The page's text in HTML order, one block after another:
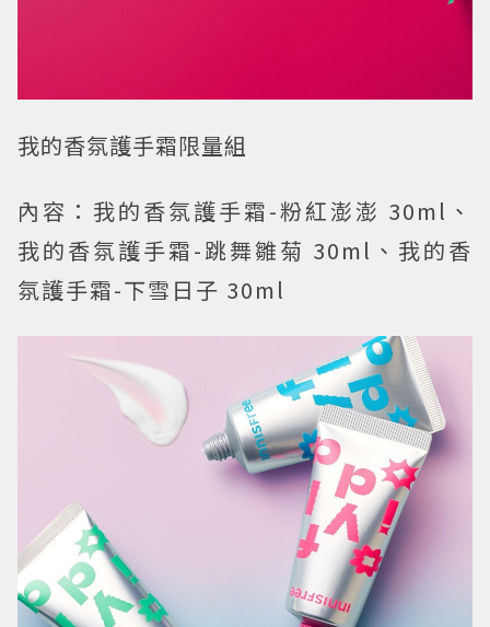
我的香氛護手霜限量組
內容：我的香氛護手霜-粉紅澎澎 30ml、
我的香氛護手霜-跳舞雛菊 30ml、我的香
氛護手霜-下雪日子 30ml